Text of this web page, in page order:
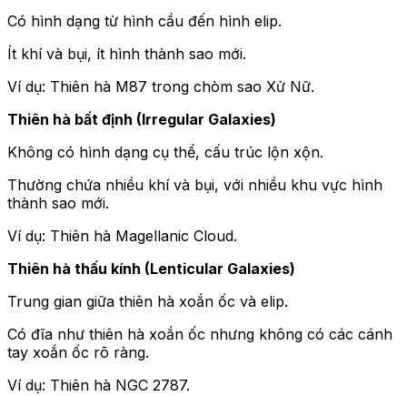
Có hình dạng từ hình cầu đến hình elip.
Ít khí và bụi, ít hình thành sao mới.
Ví dụ: Thiên hà M87 trong chòm sao Xử Nữ.
Thiên hà bất định (Irregular Galaxies)
Không có hình dạng cụ thể, cấu trúc lộn xộn.
Thường chứa nhiều khí và bụi, với nhiều khu vực hình
thành sao mới.
Ví dụ: Thiên hà Magellanic Cloud.
Thiên hà thấu kính (Lenticular Galaxies)
Trung gian giữa thiên hà xoắn ốc và elip.
Có đĩa như thiên hà xoắn ốc nhưng không có các cánh
tay xoắn ốc rõ ràng.
Ví dụ: Thiên hà NGC 2787.